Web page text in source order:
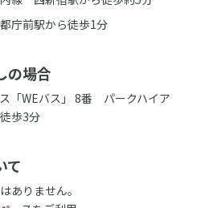
庁前駅から徒歩1分
の場合
「WEバス」 8番 パークハイア
歩3分
て
ありません。